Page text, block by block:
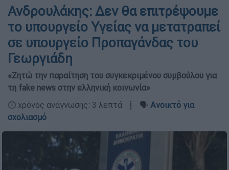
Ανδρουλάκης: Δεν θα επιτρέψουμε
το υπουργείο Υγείας να μετατραπεί
σε υπουργείο Προπαγάνδας του
Γεωργιάδη
«Ζητώ την παραίτηση του συγκεκριμένου συμβούλου για
τη fake news στην ελληνική κοινωνία»
🕛 χρόνος ανάγνωσης: 3 λεπτά ┋ 🗣️ Ανοικτό για
σχολιασμό